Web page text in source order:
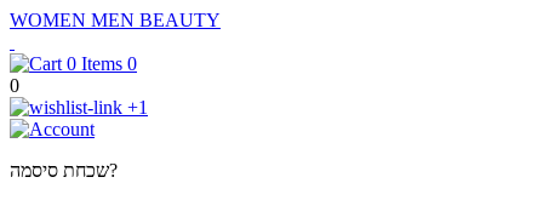
WOMEN MEN BEAUTY
0
0
+1
שכחת סיסמה?